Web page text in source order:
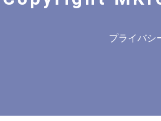
プライバシ